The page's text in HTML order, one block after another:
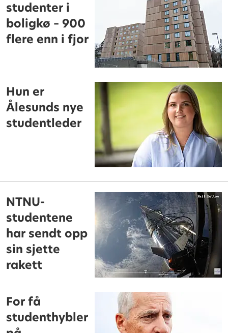
studenter i
boligkø – 900
flere enn i fjor
Hun er
Ålesunds nye
studentleder
NTNU-
studentene
har sendt opp
sin sjette
rakett
For få
studenthybler